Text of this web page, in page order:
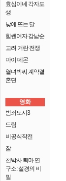
효심이네 각자도
생
낮에 뜨는 달
힘쎈여자 강남순
고려 거란 전쟁
마이 데몬
열녀박씨 계약결
혼뎐
영화
범죄도시3
드림
비공식작전
잠
천박사 퇴마 연
구소: 설경의 비
밀